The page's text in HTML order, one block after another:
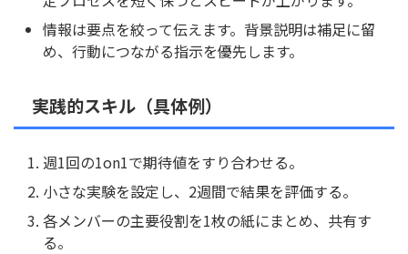
情報は要点を絞って伝えます。背景説明は補足に留
め、行動につながる指示を優先します。
実践的スキル（具体例）
週1回の1on1で期待値をすり合わせる。
小さな実験を設定し、2週間で結果を評価する。
各メンバーの主要役割を1枚の紙にまとめ、共有す
る。